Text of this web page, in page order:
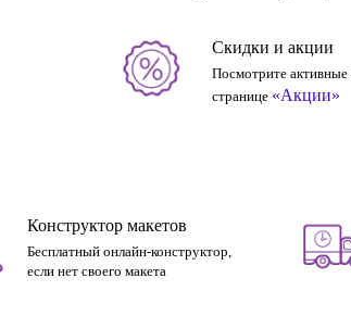
Скидки и акции
Посмотрите активные
странице «Акции»
Конструктор макетов
Бесплатный онлайн-конструктор,
если нет своего макета